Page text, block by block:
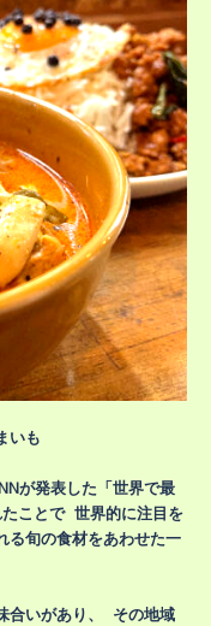
いも
が発表した「世界で最
ことで 世界的に注目を
る旬の食材をあわせた一
合いがあり、 その地域